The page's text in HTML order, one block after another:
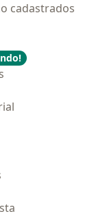
cadastrados